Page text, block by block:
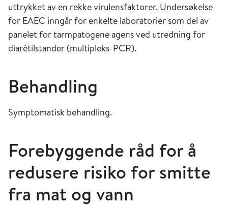
uttrykket av en rekke virulensfaktorer. Undersøkelse
for EAEC inngår for enkelte laboratorier som del av
panelet for tarmpatogene agens ved utredning for
diarétilstander (multipleks-PCR).
Behandling
Symptomatisk behandling.
Forebyggende råd for å
redusere risiko for smitte
fra mat og vann